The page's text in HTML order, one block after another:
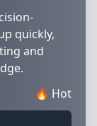
quickly,
and
🔥 Hot